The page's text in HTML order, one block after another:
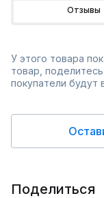
Отзывы
У этого товара
товар,
покупатели будут
Поделиться